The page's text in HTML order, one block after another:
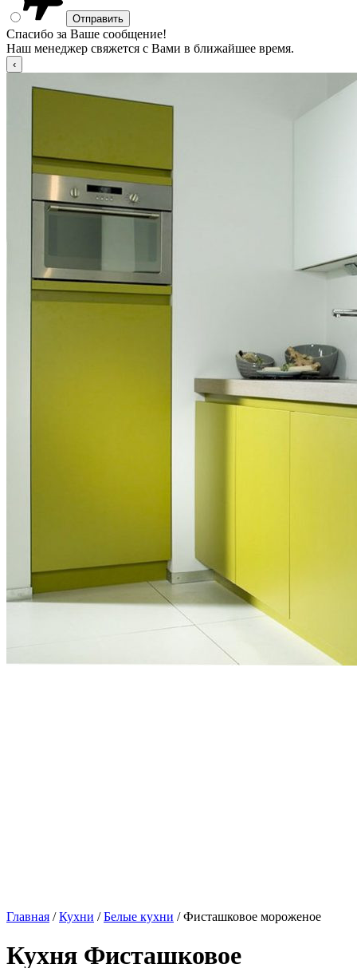
Спасибо за Ваше сообщение!
Наш менеджер свяжется с Вами в ближайшее время.
Главная /Кухни /Белые кухни / Фисташковое мороженое
Кухня Фисташковое